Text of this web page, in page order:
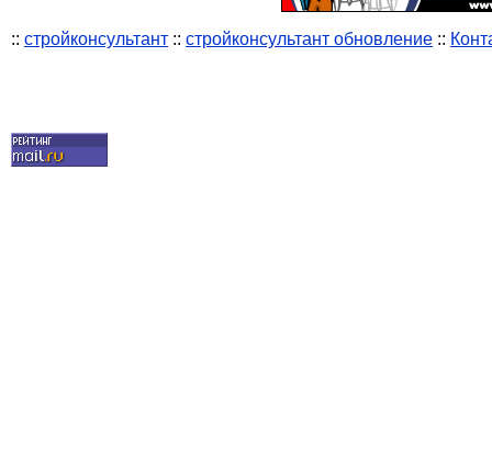
:: стройконсультант :: стройконсультант обновление ::